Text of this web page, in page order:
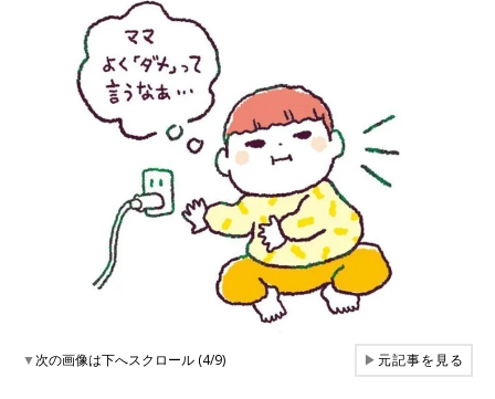
▼次の画像は下へスクロール (4/9) ▶元記事を見る